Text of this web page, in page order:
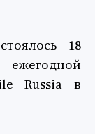
18
Russia в